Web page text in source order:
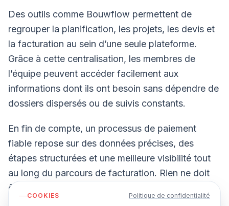
Des outils comme Bouwflow permettent de
regrouper la planification, les projets, les devis et
la facturation au sein d’une seule plateforme.
Grâce à cette centralisation, les membres de
l’équipe peuvent accéder facilement aux
informations dont ils ont besoin sans dépendre de
dossiers dispersés ou de suivis constants.
En fin de compte, un processus de paiement
fiable repose sur des données précises, des
étapes structurées et une meilleure visibilité tout
au long du parcours de facturation. Rien ne doit
être laissé au hasard.
COOKIES Politique de confidentialité